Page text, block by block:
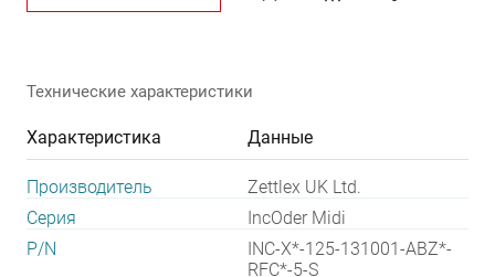
Технические характеристики
Характеристика Данные
Производитель
Zettlex UK Ltd.
Серия
IncOder Midi
P/N
INC-X*-125-131001-ABZ*-
RFC*-5-S